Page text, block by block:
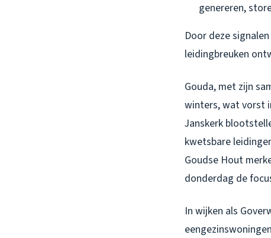
genereren,
Door deze
leidingbreuken
Gouda, met zijn
winters, wat vorst
Janskerk
kwetsbare
Goudse Hout
donderdag de
In wijken als